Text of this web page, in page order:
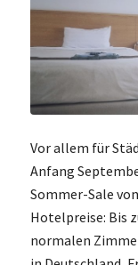
Vor allem für
Anfang
Sommer-Sale
Hotelpreise: Bis
normalen